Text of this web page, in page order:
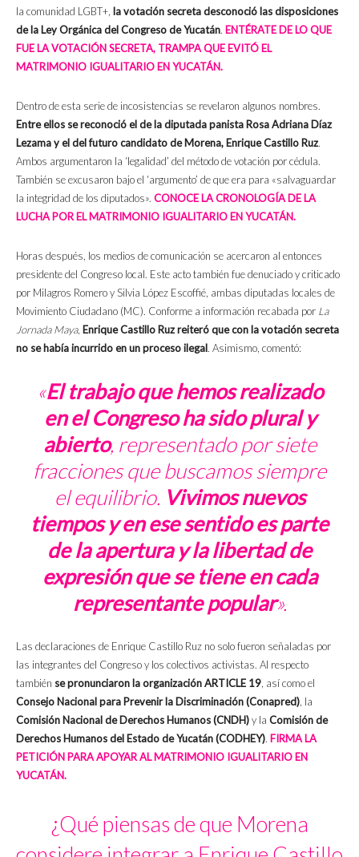
la comunidad LGBT+, la votación secreta desconoció las disposiciones
de la Ley Orgánica del Congreso de Yucatán. ENTÉRATE DE LO QUE
FUE LA VOTACIÓN SECRETA, TRAMPA QUE EVITÓ EL
MATRIMONIO IGUALITARIO EN YUCATÁN.
Dentro de esta serie de incosistencias se revelaron algunos nombres.
Entre ellos se reconoció el de la diputada panista Rosa Adriana Díaz
Lezama y el del futuro candidato de Morena, Enrique Castillo Ruz.
Ambos argumentaron la ‘legalidad’ del método de votación por cédula.
También se excusaron bajo el ‘argumento’ de que era para «salvaguardar
la integridad de los diputados». CONOCE LA CRONOLOGÍA DE LA
LUCHA POR EL MATRIMONIO IGUALITARIO EN YUCATÁN.
Horas después, los medios de comunicación se acercaron al entonces
presidente del Congreso local. Este acto también fue denuciado y criticado
por Milagros Romero y Silvia López Escoffié, ambas diputadas locales de
Movimiento Ciudadano (MC). Conforme a información recabada por La
Jornada Maya, Enrique Castillo Ruz reiteró que con la votación secreta
no se había incurrido en un proceso ilegal. Asimismo, comentó:
«El trabajo que hemos realizado
en el Congreso ha sido plural y
abierto, representado por siete
fracciones que buscamos siempre
el equilibrio. Vivimos nuevos
tiempos y en ese sentido es parte
de la apertura y la libertad de
expresión que se tiene en cada
representante popular».
Las declaraciones de Enrique Castillo Ruz no solo fueron señaladas por
las integrantes del Congreso y los colectivos activistas. Al respecto
también se pronunciaron la organización ARTICLE 19 , así como el
Consejo Nacional para Prevenir la Discriminación (Conapred) , la
Comisión Nacional de Derechos Humanos (CNDH)y la Comisión de
Derechos Humanos del Estado de Yucatán (CODHEY). FIRMA LA
PETICIÓN PARA APOYAR AL MATRIMONIO IGUALITARIO EN
YUCATÁN.
¿Qué piensas de que Morena